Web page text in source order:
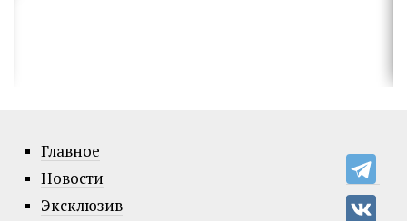
Главное
Новости
Эксклюзив